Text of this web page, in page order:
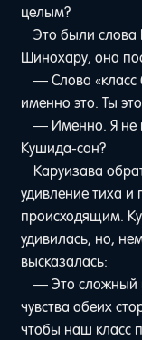
целым?
Это были
Шинохару, она
— Слова
именно это. Ты
— Именно. Я не
Кушида-сан?
Каруизава
удивление тиха
происходящим.
удивилась, но,
высказалась:
— Это сложный
чувства обеих
чтобы наш класс